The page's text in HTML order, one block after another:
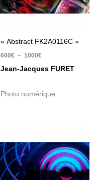
« Abstract FK2A0116C »
600€ – 1000€
Jean-Jacques FURET
Photo numérique
prix :
600€
à
1000€